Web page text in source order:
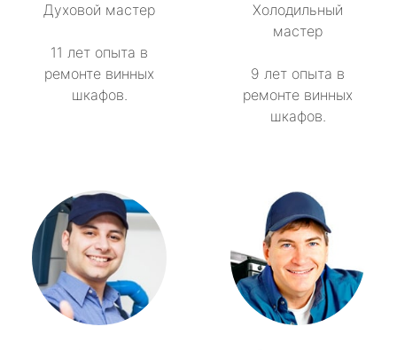
Духовой мастер
11 лет опыта в
ремонте винных
шкафов.
Холодильный
мастер
9 лет опыта в
ремонте винных
шкафов.